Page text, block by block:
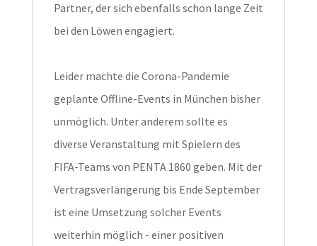
Partner, der sich ebenfalls schon lange Zeit
bei den Löwen engagiert.
Leider machte die Corona-Pandemie
geplante Offline-Events in München bisher
unmöglich. Unter anderem sollte es
diverse Veranstaltung mit Spielern des
FIFA-Teams von PENTA 1860 geben. Mit der
Vertragsverlängerung bis Ende September
ist eine Umsetzung solcher Events
weiterhin möglich - einer positiven